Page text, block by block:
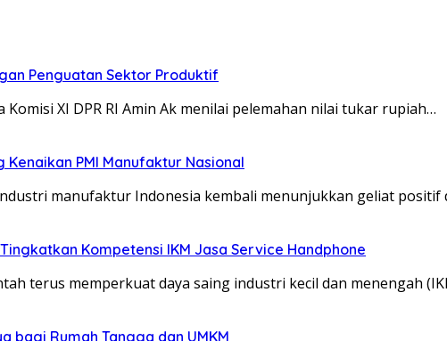
Penguatan Sektor Produktif
Komisi XI DPR RI Amin Ak menilai pelemahan nilai tukar rupiah…
PMI Manufaktur Nasional
industri manufaktur Indonesia kembali menunjukkan geliat
Kompetensi IKM Jasa Service Handphone
terus memperkuat daya saing industri kecil dan menengah
bagi Rumah Tangga dan UMKM